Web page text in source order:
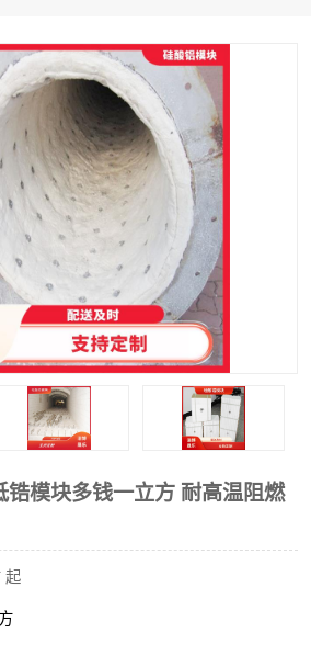
锆模块多钱一立方 耐高温阻燃
起
硅酸铝模块
硅酸铝板